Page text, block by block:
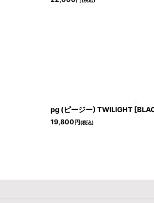
pg (ピージー) TWILIGHT
19,800円(税込)